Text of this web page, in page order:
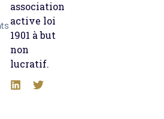
association
active loi
1901 à but
non
lucratif.